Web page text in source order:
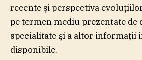
recente şi perspectiva
pe termen mediu prezentate de
specialitate şi a altor informaţii
disponibile.